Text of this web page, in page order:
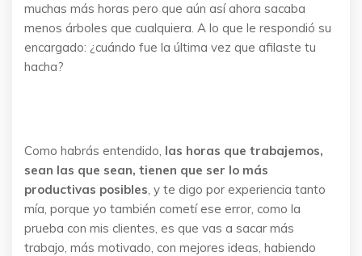
muchas más horas pero que aún así ahora sacaba
menos árboles que cualquiera. A lo que le respondió su
encargado: ¿cuándo fue la última vez que afilaste tu
hacha?
Como habrás entendido, las horas que trabajemos,
sean las que sean, tienen que ser lo más
productivas posibles, y te digo por experiencia tanto
mía, porque yo también cometí ese error, como la
prueba con mis clientes, es que vas a sacar más
trabajo, más motivado, con mejores ideas, habiendo